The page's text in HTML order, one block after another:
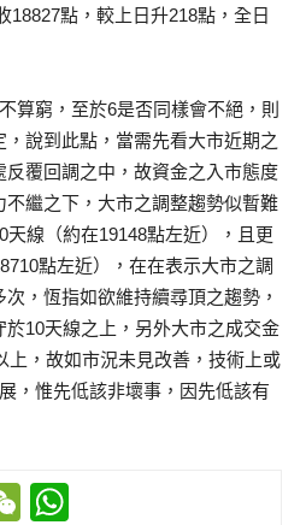
18827點，較上日升218點，全日
算窮，至於6是否同樣會不絕，則
說到此點，當需先看大市近期之
覆回調之中，故資金之入市態度
不繼之下，大市之調整趨勢似暫難
線（約在19148點左近），且更
點左近），在在表示大市之調
，恆指如欲維持續尋頂之趨勢，
10天線之上，另外大市之成交金
上，故如市況未見改善，技術上或
，惟先低該非壞事，因先低該有
WeChat